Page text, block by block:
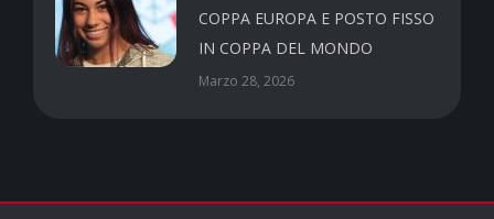
COPPA EUROPA E POSTO FISSO
IN COPPA DEL MONDO
Marzo 28, 2026